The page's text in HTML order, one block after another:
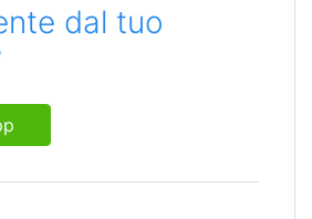
dal tuo